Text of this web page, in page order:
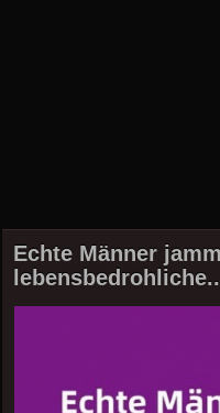
Echte Männer
lebensbedrohliche..